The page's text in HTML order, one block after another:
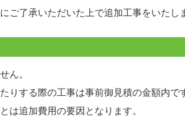
ご了承いただいた上で追加工事をいたし
ん。
りする際の工事は事前御見積の金額内で
は追加費用の要因となります。